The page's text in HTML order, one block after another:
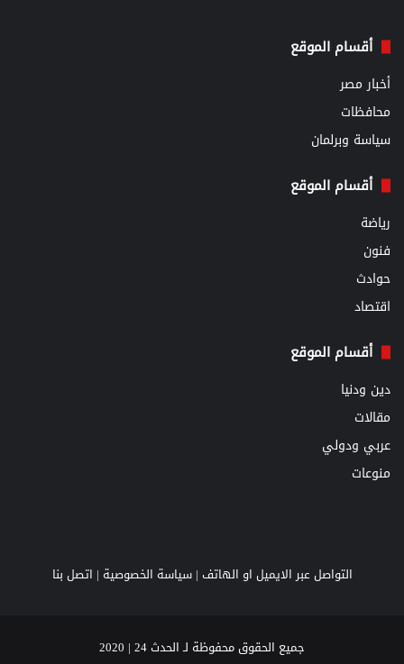
أقسام الموقع
أخبار مصر
محافظات
سياسة وبرلمان
أقسام الموقع
رياضة
فنون
حوادث
اقتصاد
أقسام الموقع
دين ودنيا
مقالات
عربي ودولي
منوعات
التواصل عبر الايميل او الهاتف |سياسة الخصوصية | اتصل بنا
جميع الحقوق محفوظة لـ الحدث 24 | 2020